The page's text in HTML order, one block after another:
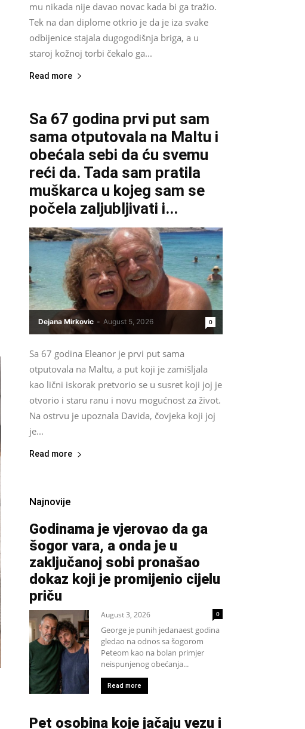
mu nikada nije davao novac kada bi ga tražio.
Tek na dan diplome otkrio je da je iza svake
odbijenice stajala dugogodišnja briga, a u
staroj kožnoj torbi čekalo ga...
Read more
Sa 67 godina prvi put sam
sama otputovala na Maltu i
obećala sebi da ću svemu
reći da. Tada sam pratila
muškarca u kojeg sam se
počela zaljubljivati i...
Dejana Mirkovic - August 5, 2026 0
Sa 67 godina Eleanor je prvi put sama
otputovala na Maltu, a put koji je zamišljala
kao lični iskorak pretvorio se u susret koji joj je
otvorio i staru ranu i novu mogućnost za život.
Na ostrvu je upoznala Davida, čovjeka koji joj
je...
Read more
Najnovije
Godinama je vjerovao da ga
šogor vara, a onda je u
zaključanoj sobi pronašao
dokaz koji je promijenio cijelu
priču
August 3, 2026 0
George je punih jedanaest godina
gledao na odnos sa šogorom
Peteom kao na bolan primjer
neispunjenog obećanja...
Read more
Pet osobina koje jačaju vezu i